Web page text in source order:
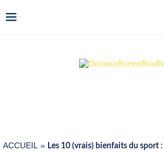
ACCUEIL » Les 10 (vrais) bienfaits du sport